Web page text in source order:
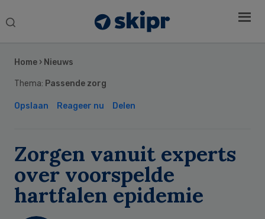
Search
Home › Nieuws
Thema: Passende zorg
Opslaan Reageer nu Delen
Zorgen vanuit experts
over voorspelde
hartfalen epidemie
Sidebar